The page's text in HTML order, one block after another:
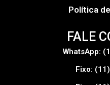
Política
FALE
WhatsApp:
Fixo: